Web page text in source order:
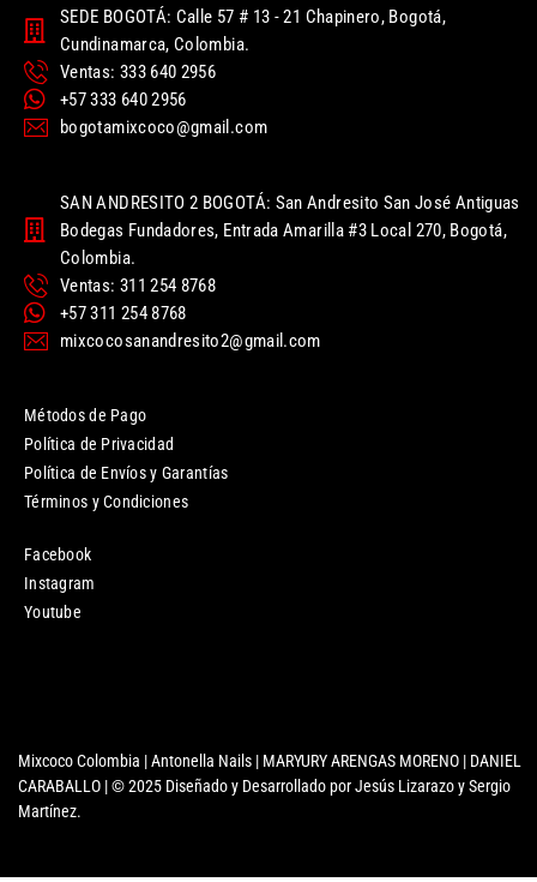
SEDE BOGOTÁ: Calle 57 # 13 - 21 Chapinero, Bogotá,
Cundinamarca, Colombia.
Ventas: 333 640 2956
+57 333 640 2956
bogotamixcoco@gmail.com
SAN ANDRESITO 2 BOGOTÁ: San Andresito San José Antiguas
Bodegas Fundadores, Entrada Amarilla #3 Local 270, Bogotá,
Colombia.
Ventas: 311 254 8768
+57 311 254 8768
mixcocosanandresito2@gmail.com
Métodos de Pago
Política de Privacidad
Política de Envíos y Garantías
Términos y Condiciones
Facebook
Instagram
Youtube
Mixcoco Colombia | Antonella Nails | MARYURY ARENGAS MORENO | DANIEL
CARABALLO | © 2025 Diseñado y Desarrollado por Jesús Lizarazo y Sergio
Martínez.